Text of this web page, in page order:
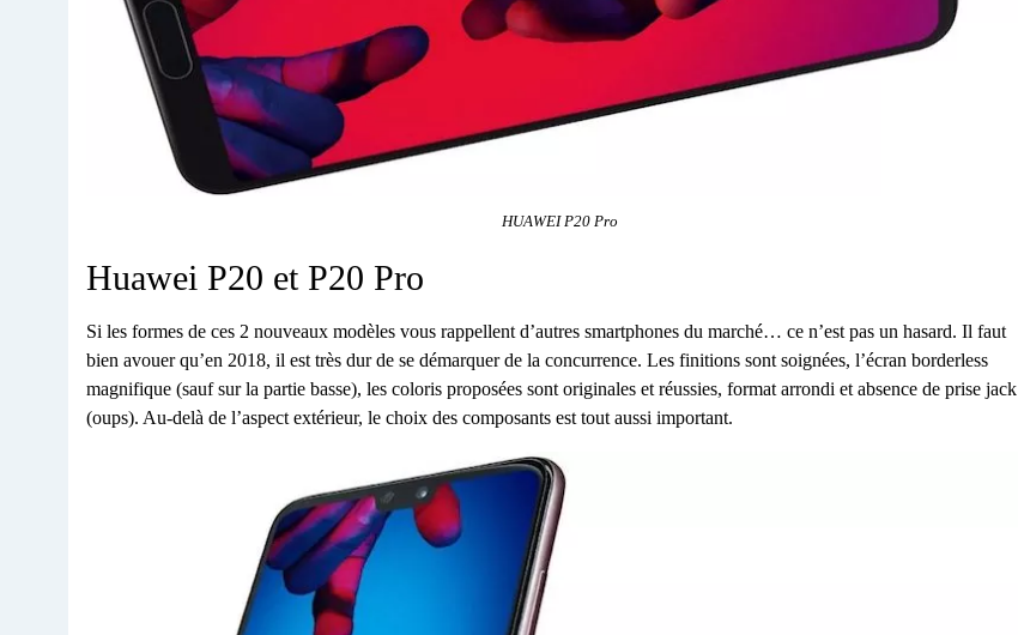
HUAWEI P20 Pro
Huawei P20 et P20 Pro
Si les formes de ces 2 nouveaux modèles vous rappellent d’autres smartphones du marché… ce n’est pas un hasard. Il faut
bien avouer qu’en 2018, il est très dur de se démarquer de la concurrence. Les finitions sont soignées, l’écran borderless
magnifique (sauf sur la partie basse), les coloris proposées sont originales et réussies, format arrondi et absence de prise jack
(oups). Au-delà de l’aspect extérieur, le choix des composants est tout aussi important.